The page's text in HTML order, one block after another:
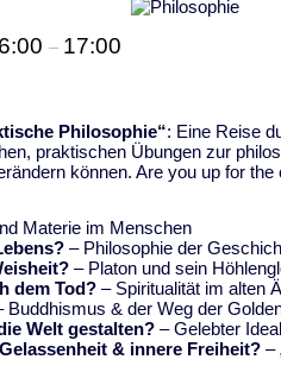
– 17:00
Philosophie“: Eine Reise
praktischen Übungen zur
können. Are you up for the
Materie im Menschen
– Philosophie der
– Platon und sein
dem Tod? – Spiritualität im alten
Buddhismus & der Weg der
Welt gestalten? – Gelebter
& innere Freiheit? –